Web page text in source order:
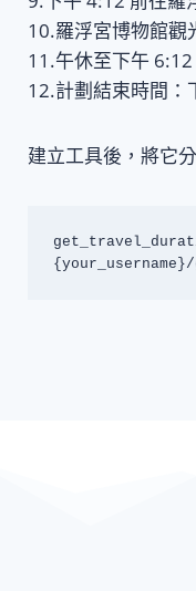
10.羅浮宮博物館觀
11.午休至下午 6:12
12.計劃結束時間：
建立工具後，將它